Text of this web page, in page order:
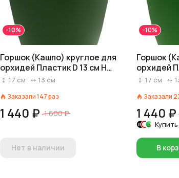
-10%
Горшок (Кашпо) круглое для
орхидей Пластик D 13 см H
16,5 см Темно-зеленый
17 см 13 см
Заказали147раз
1 440 ₽ 1 600 ₽
Нет в наличии
-10%
Горшок
орхидей
16,5 см
17 см
Заказали
1 440 ₽
Купить
В